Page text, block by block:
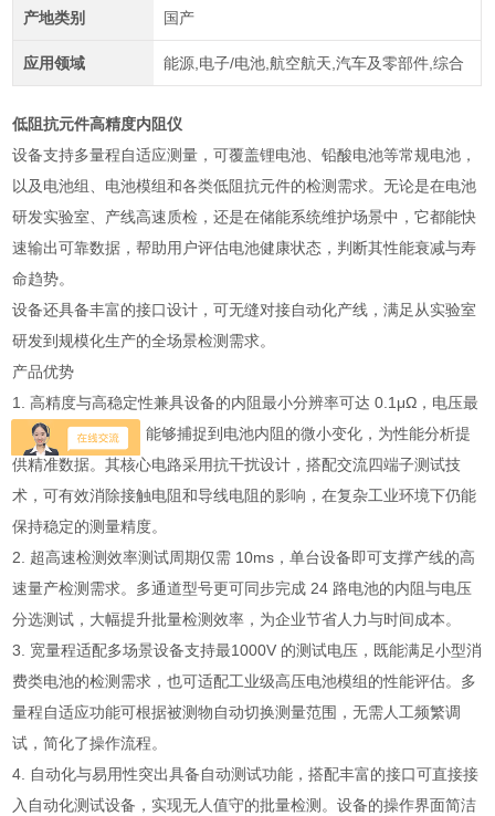
产地类别 国产
应用领域 能源,电子/电池,航空航天,汽车及零部件,综合
低阻抗元件高精度内阻仪
设备支持多量程自适应测量，可覆盖锂电池、铅酸电池等常规电池，
以及电池组、电池模组和各类低阻抗元件的检测需求。无论是在电池
研发实验室、产线高速质检，还是在储能系统维护场景中，它都能快
速输出可靠数据，帮助用户评估电池健康状态，判断其性能衰减与寿
命趋势。
设备还具备丰富的接口设计，可无缝对接自动化产线，满足从实验室
研发到规模化生产的全场景检测需求。
产品优势
1. 高精度与高稳定性兼具设备的内阻最小分辨率可达 0.1μΩ，电压最
小分辨率为 10μV，能够捕捉到电池内阻的微小变化，为性能分析提
供精准数据。其核心电路采用抗干扰设计，搭配交流四端子测试技
术，可有效消除接触电阻和导线电阻的影响，在复杂工业环境下仍能
保持稳定的测量精度。
2. 超高速检测效率测试周期仅需 10ms，单台设备即可支撑产线的高
速量产检测需求。多通道型号更可同步完成 24 路电池的内阻与电压
分选测试，大幅提升批量检测效率，为企业节省人力与时间成本。
3. 宽量程适配多场景设备支持最1000V 的测试电压，既能满足小型消
费类电池的检测需求，也可适配工业级高压电池模组的性能评估。多
量程自适应功能可根据被测物自动切换测量范围，无需人工频繁调
试，简化了操作流程。
4. 自动化与易用性突出具备自动测试功能，搭配丰富的接口可直接接
入自动化测试设备，实现无人值守的批量检测。设备的操作界面简洁